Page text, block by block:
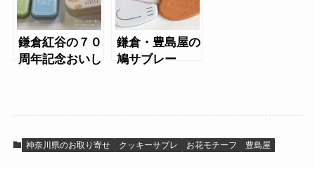
鎌倉紅谷の７０
周年記念おいし
鎌倉・豊島屋の
鳩サブレー
神奈川県のお取り寄せ クッキーサブレ お花モチーフ 豊島屋